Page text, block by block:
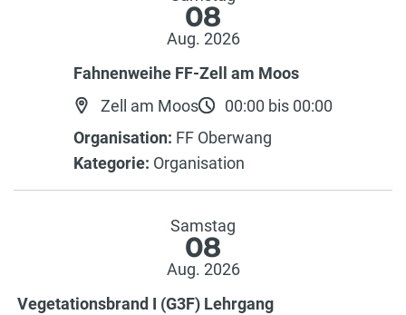
08
Aug. 2026
Fahnenweihe FF-Zell am Moos
Zell am Moos
00:00 bis 00:00
Organisation: FF Oberwang
Kategorie: Organisation
Samstag
08
Aug. 2026
Vegetationsbrand I (G3F) Lehrgang